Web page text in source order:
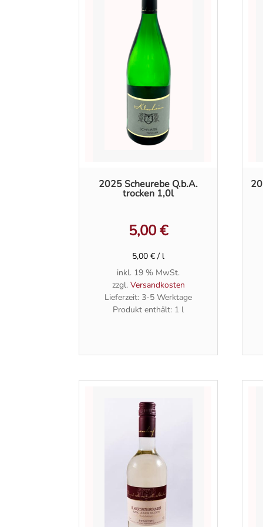
2025 Scheurebe Q.b.A.
trocken 1,0l
5,00€
5,00€ / l
inkl. 19 % MwSt.
zzgl. Versandkosten
Lieferzeit: 3-5 Werktage
Produkt enthält: 1 l